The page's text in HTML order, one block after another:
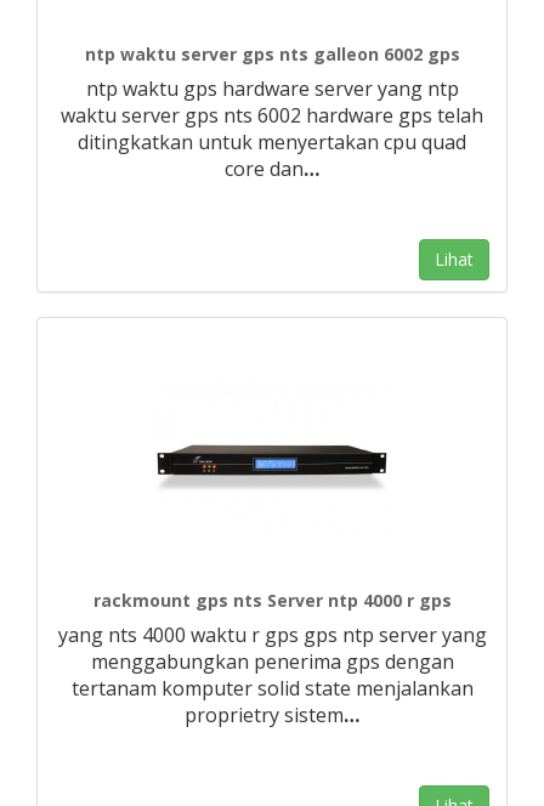
ntp waktu server gps nts galleon 6002 gps
ntp waktu gps hardware server yang ntp
waktu server gps nts 6002 hardware gps telah
ditingkatkan untuk menyertakan cpu quad
core dan…
Lihat
rackmount gps nts Server ntp 4000 r gps
yang nts 4000 waktu r gps gps ntp server yang
menggabungkan penerima gps dengan
tertanam komputer solid state menjalankan
proprietry sistem…